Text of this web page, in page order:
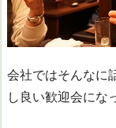
会社ではそんなに
し良い歓迎会にな